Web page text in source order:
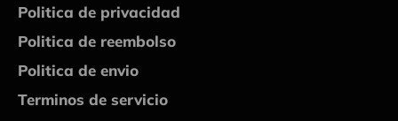
Politica de privacidad
Politica de reembolso
Politica de envio
Terminos de servicio